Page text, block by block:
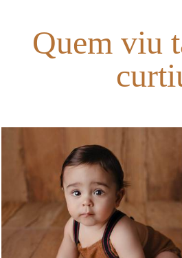
Quem viu